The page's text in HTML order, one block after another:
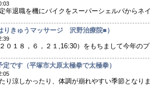
年退職を機にバイクをスーパーシェルパからネ
りきゅうマッサージ 沢野治療院■）
０１８，６，２１,16:30）をもちまして今年の
定です（平塚市大原太極拳で太極拳）
り涼しかったり、体調が崩れやすい季節となり